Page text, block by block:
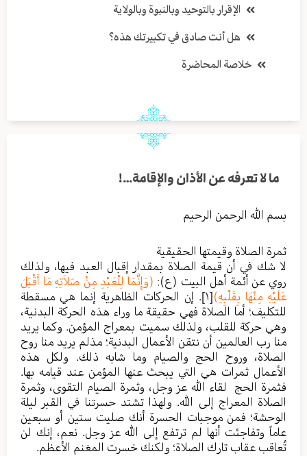
الإقرار بالتوحيد وبالنبوة وبالولاية
هل أنت صادق في تكبيرتك هذه؟
خلاصة المحاضرة
ما لا تعرفه عن الأذان والإقامة…!
بسم الله الرحمن الرحيم
ثمرة الصلاة وقيمتها الحقيقية
لا شك في أن قيمة الصلاة بمقدار إقبال العبد فيها، ولذلك
روي عن أئمة أهل البيت (ع): (وَإِنَّمَا لِلْعَبْدِ مِنْ صَلاَتِهِ مَا أَقْبَلَ
عَلَيْهِ مِنْهَا بِقَلْبِهِ)[١] . إن الحركات الظاهرية إنما هي مسقطة
للتكليف؛ أما الصلاة فهي حقيقة ما وراء هذه الحركة البدنية،
وهي حركة للقلب، ولذلك سميت بمعراج المؤمن. وكما يريد
منا رب العالمين أن نتقن الأعمال البدنية؛ مذلم يريد منا روح
الصلاة، وروح الحج والصيام وما شابه ذلك. ولكل هذه
الأعمال ثمرات هي التي يبحث عنها المؤمن عند قيامه بها.
فثمرة الحج لقاء الله عز وجل، وثمرة الصيام التقوى، وثمرة
الصلاة المعراج إلى الله. ولهذا تشتد حسرتنا في القبر ليلة
الوحشة؛ فمن موجبات الحسرة أنك صليت ستين أو سبعين
عاماً وتفاجئت أنها لم ترتفع إلى الله عز وجل. نعم، إنك لن
تُعاقب عقاب تارك الصلاة؛ ولكنك خسرت المغنم الأعظم.